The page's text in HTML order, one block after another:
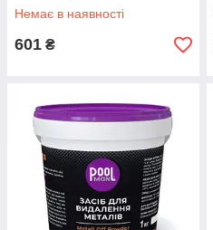
Немає в наявності
601 ₴